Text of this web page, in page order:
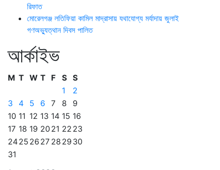
রিফাত
মোরেলগঞ্জ লতিফিয়া কামিল মাদ্রাসায় যথাযোগ্য মর্যাদায় জুলাই
গণঅভ্যুত্থান দিবস পালিত
আর্কাইভ
M T W T F S S
1
2
3
4 5 6 7 8
9
10 11 12 13 14 15 16
17 18 19 20 21 22 23
2425 26 27 28 29 30
31